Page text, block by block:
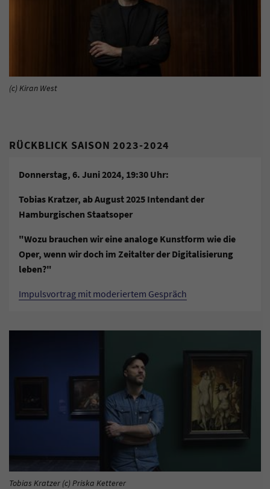
(c) Kiran West
RÜCKBLICK SAISON 2023-2024
Donnerstag, 6. Juni 2024, 19:30 Uhr:
Tobias Kratzer, ab August 2025 Intendant der
Hamburgischen Staatsoper
"Wozu brauchen wir eine analoge Kunstform wie die
Oper, wenn wir doch im Zeitalter der Digitalisierung
leben?"
Impulsvortrag mit moderiertem Gespräch
Tobias Kratzer (c) Priska Ketterer